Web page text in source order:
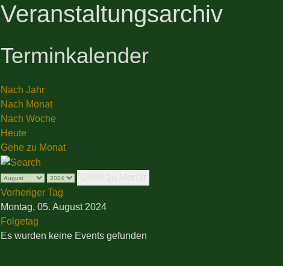
Veranstaltungsarchiv
Terminkalender
Nach Jahr
Nach Monat
Nach Woche
Heute
Gehe zu Monat
Vorheriger Tag
Montag, 05. August 2024
Folgetag
Es wurden keine Events gefunden